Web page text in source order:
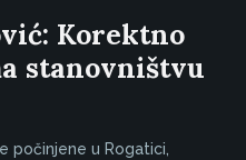
Korektno
stanovništvu
počinjene u Rogatici,